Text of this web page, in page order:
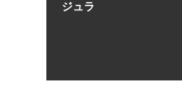
ジュラ